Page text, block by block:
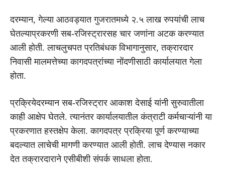
दरम्यान, गेल्या आठवड्यात गुजरातमध्ये २.५ लाख रुपयांची लाच
घेतल्याप्रकरणी सब-रजिस्ट्रारसह चार जणांना अटक करण्यात
आली होती. लाचलुचपत प्रतिबंधक विभागानुसार, तक्रारदार
निवासी मालमत्तेच्या कागदपत्रांच्या नोंदणीसाठी कार्यालयात गेला
होता.
प्रक्रियेदरम्यान सब-रजिस्ट्रार आकाश देसाई यांनी सुरुवातीला
काही आक्षेप घेतले. त्यानंतर कार्यालयातील कंत्राटी कर्मचाऱ्यांनी या
प्रकरणात हस्तक्षेप केला. कागदपत्र प्रक्रिया पूर्ण करण्याच्या
बदल्यात लाचेची मागणी करण्यात आली होती. लाच देण्यास नकार
देत तक्रारदाराने एसीबीशी संपर्क साधला होता.